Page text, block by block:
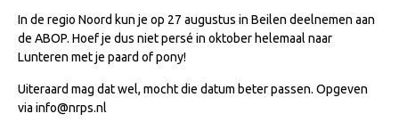
Evenementen
NRPS Select Sale
Hengstenkeuring
In de regio Noord kun je op 27 augustus in Beilen deelnemen aan
de ABOP. Hoef je dus niet persé in oktober helemaal naar
Lunteren met je paard of pony!
Uiteraard mag dat wel, mocht die datum beter passen. Opgeven
via info@nrps.nl